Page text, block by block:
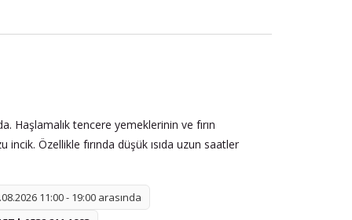
Haşlamalık tencere yemeklerinin ve fırın
Özellikle fırında düşük ısıda uzun saatler
11:00 - 19:00 arasında